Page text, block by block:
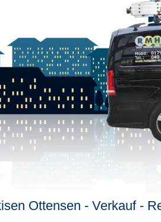
Ottensen - Verkauf -